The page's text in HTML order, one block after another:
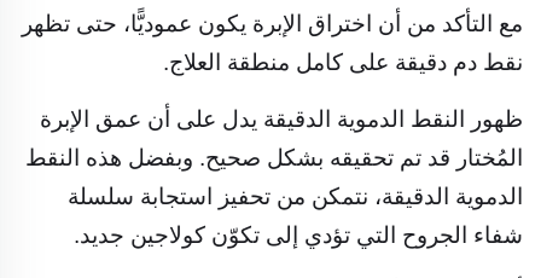
مع التأكد من أن اختراق الإبرة يكون عموديًّا، حتى تظهر
نقط دم دقيقة على كامل منطقة العلاج.
ظهور النقط الدموية الدقيقة يدل على أن عمق الإبرة
المُختار قد تم تحقيقه بشكل صحيح. وبفضل هذه النقط
الدموية الدقيقة، نتمكن من تحفيز استجابة سلسلة
شفاء الجروح التي تؤدي إلى تكوّن كولاجين جديد.